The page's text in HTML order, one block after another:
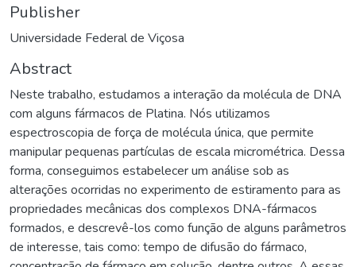
Publisher
Universidade Federal de Viçosa
Abstract
Neste trabalho, estudamos a interação da molécula de DNA
com alguns fármacos de Platina. Nós utilizamos
espectroscopia de força de molécula única, que permite
manipular pequenas partículas de escala micrométrica. Dessa
forma, conseguimos estabelecer um análise sob as
alterações ocorridas no experimento de estiramento para as
propriedades mecânicas dos complexos DNA-fármacos
formados, e descrevê-los como função de alguns parâmetros
de interesse, tais como: tempo de difusão do fármaco,